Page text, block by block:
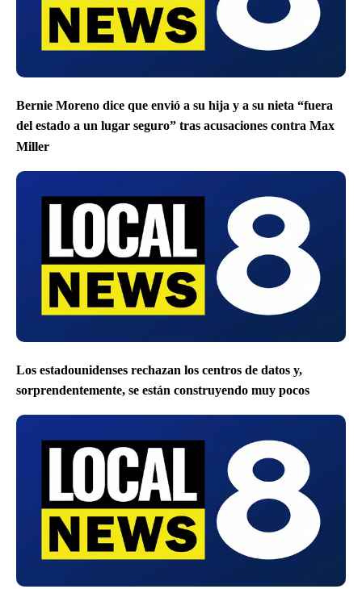
Bernie Moreno dice que envió a su hija y a su nieta “fuera
del estado a un lugar seguro” tras acusaciones contra Max
Miller
Los estadounidenses rechazan los centros de datos y,
sorprendentemente, se están construyendo muy pocos